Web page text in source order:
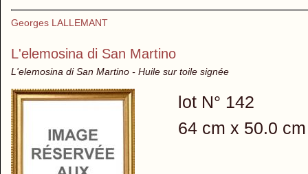
Georges LALLEMANT
L'elemosina di San Martino
L'elemosina di San Martino - Huile sur toile signée
lot N° 142
64 cm x 50.0 cm